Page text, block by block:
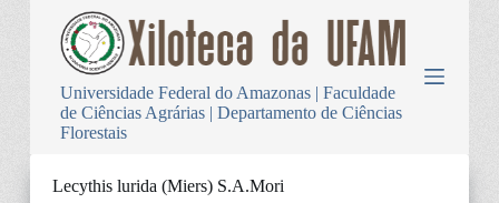
Universidade Federal do Amazonas | Faculdade
de Ciências Agrárias | Departamento de Ciências
Florestais
Lecythis lurida (Miers) S.A.Mori